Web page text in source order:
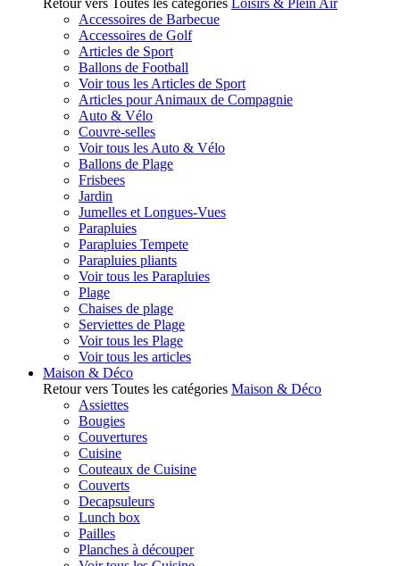
Retour vers Toutes les catégories Loisirs & Plein Air
Accessoires de Barbecue
Accessoires de Golf
Articles de Sport
Ballons de Football
Voir tous les Articles de Sport
Articles pour Animaux de Compagnie
Auto & Vélo
Couvre-selles
Voir tous les Auto & Vélo
Ballons de Plage
Frisbees
Jardin
Jumelles et Longues-Vues
Parapluies
Parapluies Tempete
Parapluies pliants
Voir tous les Parapluies
Plage
Chaises de plage
Serviettes de Plage
Voir tous les Plage
Voir tous les articles
Maison & Déco
Retour vers Toutes les catégories Maison & Déco
Assiettes
Bougies
Couvertures
Cuisine
Couteaux de Cuisine
Couverts
Decapsuleurs
Lunch box
Pailles
Planches à découper